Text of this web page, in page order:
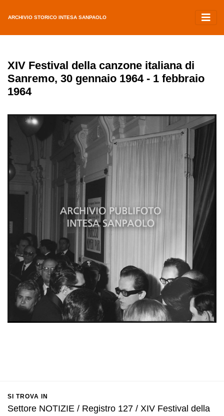
ARCHIVIO STORICO INTESA SANPAOLO
XIV Festival della canzone italiana di
Sanremo, 30 gennaio 1964 - 1 febbraio
1964
SI TROVA IN
Settore NOTIZIE / Registro 127 / XIV Festival della